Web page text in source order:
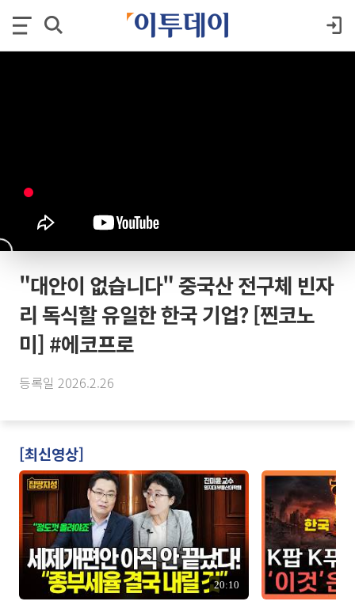
"대안이 없습니다" 중국산 전구체 빈자
리 독식할 유일한 한국 기업? [찐코노
미] #에코프로
등록일 2026.2.26
[최신영상]
20:10